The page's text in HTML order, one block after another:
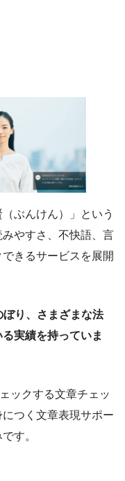
ぶんけん）」という
やすさ、不快語、言
きるサービスを展開
り、さまざまな法
実績を持っていま
ックする文章チェッ
つく文章表現サポー
す。